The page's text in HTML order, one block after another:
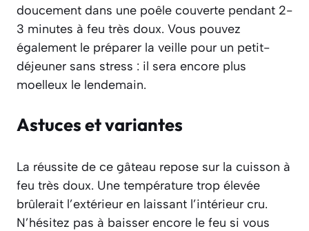
doucement dans une poêle couverte pendant 2-
3 minutes à feu très doux. Vous pouvez
également le préparer la veille pour un petit-
déjeuner sans stress : il sera encore plus
moelleux le lendemain.
Astuces et variantes
La réussite de ce gâteau repose sur la cuisson à
feu très doux. Une température trop élevée
brûlerait l’extérieur en laissant l’intérieur cru.
N’hésitez pas à baisser encore le feu si vous